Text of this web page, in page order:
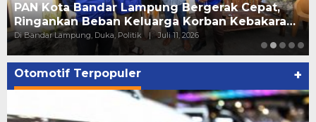
PAN Kota Bandar Lampung Bergerak Cepat,
Ringankan Beban Keluarga Korban Kebakara…
Di Bandar Lampung, Duka, Politik | Juli 11, 2026
Otomotif Terpopuler +